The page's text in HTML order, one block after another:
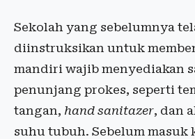
Sekolah yang sebelumnya
diinstruksikan untuk
mandiri wajib menyediakan
penunjang prokes, seperti
tangan, hand sanitazer, dan
suhu tubuh. Sebelum masuk